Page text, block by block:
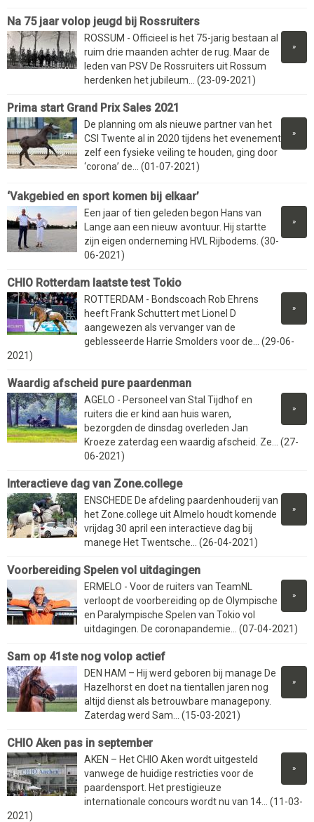
Na 75 jaar volop jeugd bij Rossruiters
»
ROSSUM - Officieel is het 75-jarig bestaan al
ruim drie maanden achter de rug. Maar de
leden van PSV De Rossruiters uit Rossum
herdenken het jubileum... (23-09-2021)
Prima start Grand Prix Sales 2021
»
De planning om als nieuwe partner van het
CSI Twente al in 2020 tijdens het evenement
zelf een fysieke veiling te houden, ging door
‘corona’ de... (01-07-2021)
‘Vakgebied en sport komen bij elkaar’
»
Een jaar of tien geleden begon Hans van
Lange aan een nieuw avontuur. Hij startte
zijn eigen onderneming HVL Rijbodems. (30-
06-2021)
CHIO Rotterdam laatste test Tokio
»
ROTTERDAM - Bondscoach Rob Ehrens
heeft Frank Schuttert met Lionel D
aangewezen als vervanger van de
geblesseerde Harrie Smolders voor de... (29-06-
2021)
Waardig afscheid pure paardenman
»
AGELO - Personeel van Stal Tijdhof en
ruiters die er kind aan huis waren,
bezorgden de dinsdag overleden Jan
Kroeze zaterdag een waardig afscheid. Ze... (27-
06-2021)
Interactieve dag van Zone.college
»
ENSCHEDE De afdeling paardenhouderij van
het Zone.college uit Almelo houdt komende
vrijdag 30 april een interactieve dag bij
manege Het Twentsche... (26-04-2021)
Voorbereiding Spelen vol uitdagingen
»
ERMELO - Voor de ruiters van TeamNL
verloopt de voorbereiding op de Olympische
en Paralympische Spelen van Tokio vol
uitdagingen. De coronapandemie... (07-04-2021)
Sam op 41ste nog volop actief
»
DEN HAM – Hij werd geboren bij manage De
Hazelhorst en doet na tientallen jaren nog
altijd dienst als betrouwbare managepony.
Zaterdag werd Sam... (15-03-2021)
CHIO Aken pas in september
»
AKEN – Het CHIO Aken wordt uitgesteld
vanwege de huidige restricties voor de
paardensport. Het prestigieuze
internationale concours wordt nu van 14... (11-03-
2021)